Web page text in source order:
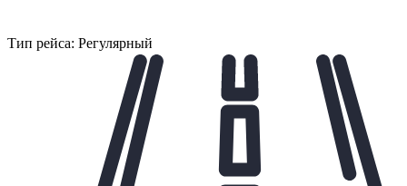
Тип рейса: Регулярный